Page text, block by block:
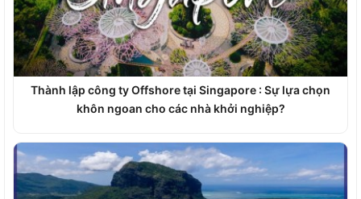
Thành lập công ty Offshore tại Singapore : Sự lựa chọn
khôn ngoan cho các nhà khởi nghiệp?